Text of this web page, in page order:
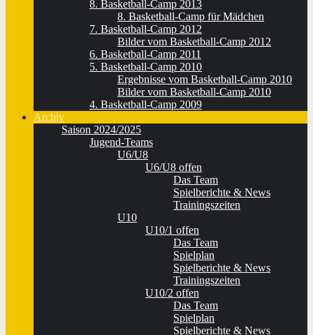
8. Basketball-Camp 2013
8. Basketball-Camp für Mädchen
7. Basketball-Camp 2012
Bilder vom Basketball-Camp 2012
6. Basketball-Camp 2011
5. Basketball-Camp 2010
Ergebnisse vom Basketball-Camp 2010
Bilder vom Basketball-Camp 2010
4. Basketball-Camp 2009
Archiv
Saison 2024/2025
Jugend-Teams
U6/U8
U6/U8 offen
Das Team
Spielberichte & News
Trainingszeiten
U10
U10/1 offen
Das Team
Spielplan
Spielberichte & News
Trainingszeiten
U10/2 offen
Das Team
Spielplan
Spielberichte & News